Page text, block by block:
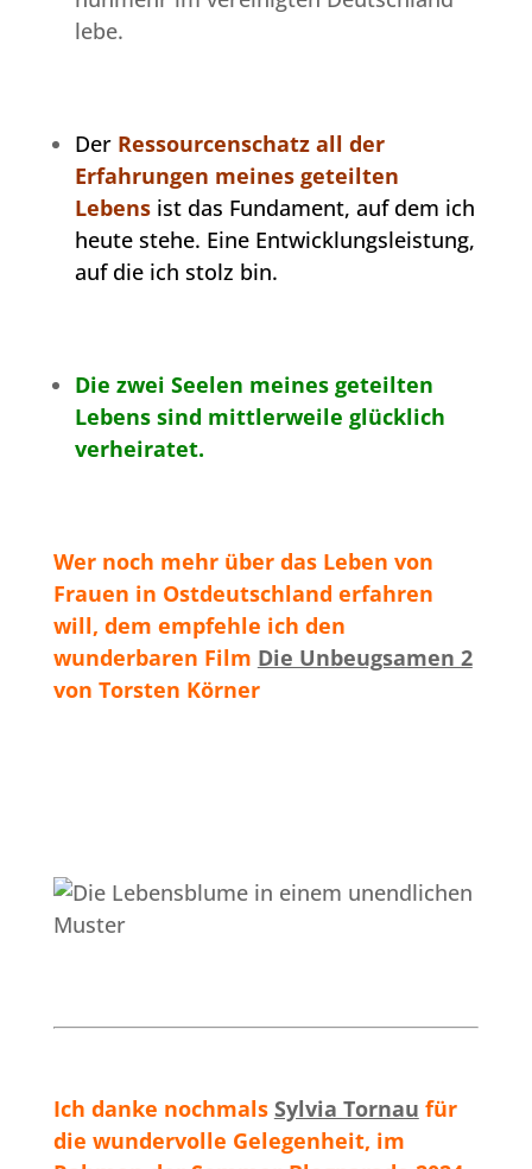
lebe.
Der Ressourcenschatz all der
Erfahrungen meines geteilten
Lebensist das Fundament, auf dem ich
heute stehe. Eine Entwicklungsleistung,
auf die ich stolz bin.
Die zwei Seelen meines geteilten
Lebens sind mittlerweile glücklich
verheiratet.
Wer noch mehr über das Leben von
Frauen in Ostdeutschland erfahren
will, dem empfehle ich den
wunderbaren Film Die Unbeugsamen 2
von Torsten Körner
Ich danke nochmals Sylvia Tornau für
die wundervolle Gelegenheit, im